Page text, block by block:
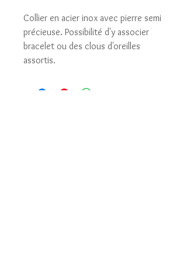
Collier en acier inox avec pierre semi
précieuse. Possibilité d'y associer
bracelet ou des clous d'oreilles
assortis.